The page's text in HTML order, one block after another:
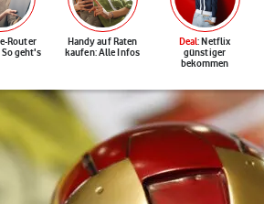
Router
geht's
Handy auf Raten
kaufen: Alle Infos
Deal: Netflix
günstiger
bekommen